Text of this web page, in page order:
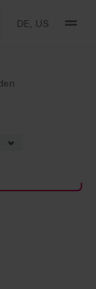
DE, US
Set